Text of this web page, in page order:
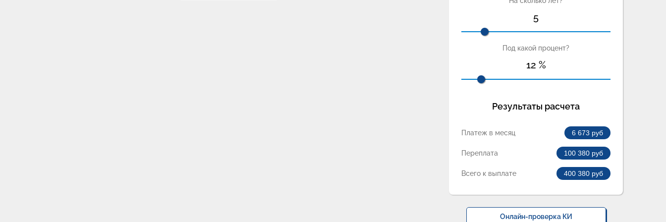
5
Под какой процент?
12 %
Результаты расчета
Платеж в месяц 6 673 руб
Переплата 100 380 руб
Всего к выплате 400 380 руб
Онлайн-проверка КИ